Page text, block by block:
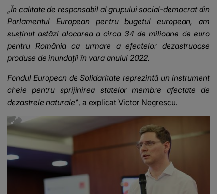
„În calitate de responsabil al grupului social-democrat din
Parlamentul European pentru bugetul european, am
susţinut astăzi alocarea a circa 34 de milioane de euro
pentru România ca urmare a efectelor dezastruoase
produse de inundaţii în vara anului 2022.
Fondul European de Solidaritate reprezintă un instrument
cheie pentru sprijinirea statelor membre afectate de
dezastrele naturale”, a explicat Victor Negrescu.